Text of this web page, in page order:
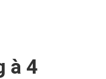
à 4